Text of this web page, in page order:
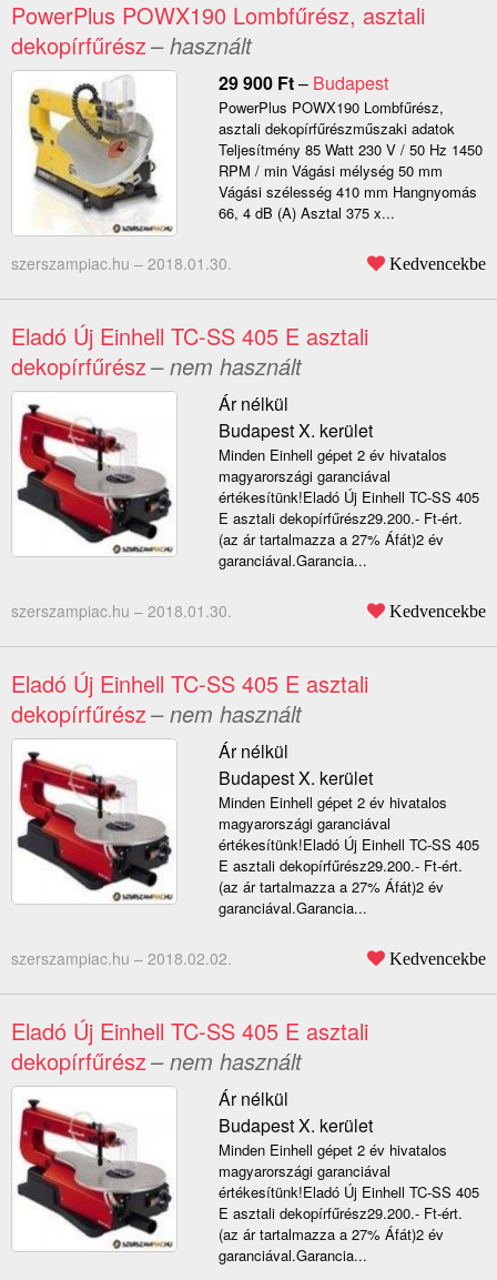
PowerPlus POWX190 Lombfűrész, asztali
dekopírfűrész– használt
29 900 Ft– Budapest
PowerPlus POWX190 Lombfűrész,
asztali dekopírfűrészműszaki adatok
Teljesítmény 85 Watt 230 V / 50 Hz 1450
RPM / min Vágási mélység 50 mm
Vágási szélesség 410 mm Hangnyomás
66, 4 dB (A) Asztal 375 x...
szerszampiac.hu – 2018.01.30. Kedvencekbe
Eladó Új Einhell TC-SS 405 E asztali
dekopírfűrész– nem használt
Ár nélkül
Budapest X. kerület
Minden Einhell gépet 2 év hivatalos
magyarországi garanciával
értékesítünk!Eladó Új Einhell TC-SS 405
E asztali dekopírfűrész29.200.- Ft-ért.
(az ár tartalmazza a 27% Áfát)2 év
garanciával.Garancia...
szerszampiac.hu – 2018.01.30. Kedvencekbe
Eladó Új Einhell TC-SS 405 E asztali
dekopírfűrész– nem használt
Ár nélkül
Budapest X. kerület
Minden Einhell gépet 2 év hivatalos
magyarországi garanciával
értékesítünk!Eladó Új Einhell TC-SS 405
E asztali dekopírfűrész29.200.- Ft-ért.
(az ár tartalmazza a 27% Áfát)2 év
garanciával.Garancia...
szerszampiac.hu – 2018.02.02. Kedvencekbe
Eladó Új Einhell TC-SS 405 E asztali
dekopírfűrész– nem használt
Ár nélkül
Budapest X. kerület
Minden Einhell gépet 2 év hivatalos
magyarországi garanciával
értékesítünk!Eladó Új Einhell TC-SS 405
E asztali dekopírfűrész29.200.- Ft-ért.
(az ár tartalmazza a 27% Áfát)2 év
garanciával.Garancia...